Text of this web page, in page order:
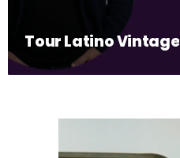
Tour Latino Vintage